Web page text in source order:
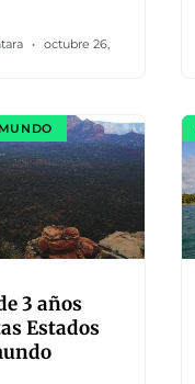
octubre 26,
3 años
Estados